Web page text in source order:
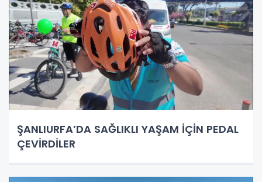
ŞANLIURFA’DA SAĞLIKLI YAŞAM İÇİN PEDAL
ÇEVİRDİLER